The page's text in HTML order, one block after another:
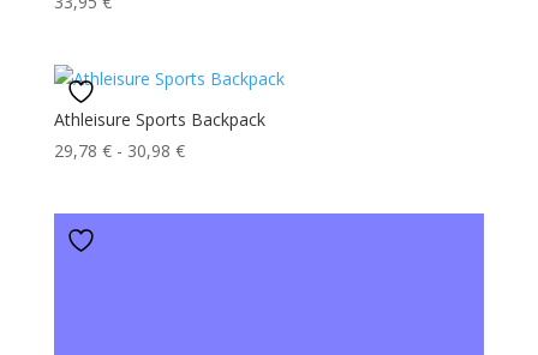
Athleisure Sports Backpack
29,78 € - 30,98 €Fascia